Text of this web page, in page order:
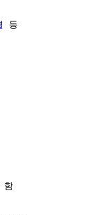
등
함